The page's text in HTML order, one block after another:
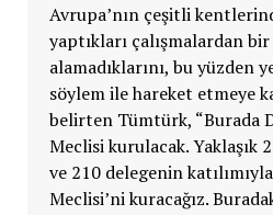
Avrupa’nın çeşitli
yaptıkları çalışmalardan
alamadıklarını, bu yüzden
söylem ile hareket etmeye
belirten Tümtürk, “Burada
Meclisi kurulacak. Yaklaşık
ve 210 delegenin
Meclisi’ni kuracağız.